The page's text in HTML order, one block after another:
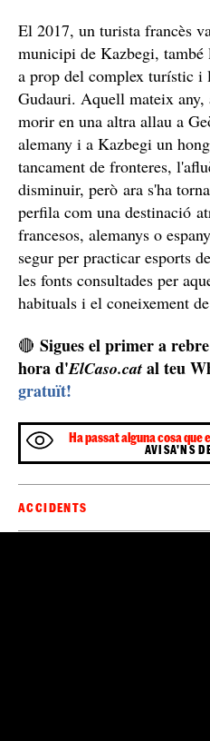
El 2017, un turista francès
municipi de Kazbegi,
a prop del complex turístic i
Gudauri. Aquell mateix any,
morir en una altra allau a
alemany i a Kazbegi un
tancament de fronteres,
disminuir, però ara s'ha
perfila com una destinació
francesos, alemanys o
segur per practicar esports
les fonts consultades per
habituals i el coneixement
🔴 Sigues el primer a
hora d'ElCaso.cat al teu
gratuït!
Ha passat alguna cosa que
AVISA'NS
ACCIDENTS